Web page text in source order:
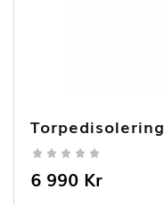
Torpedisolering
0.00
out of
6 990 Kr